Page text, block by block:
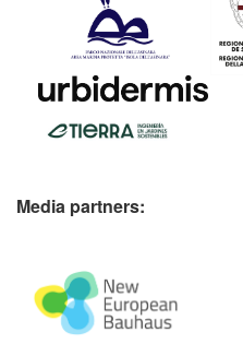
Media partners: